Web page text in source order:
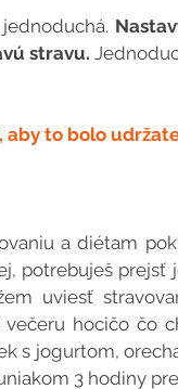
stravu.
aby to bolo
a diétam
potrebuješ prejsť
uviesť
večeru hocičo čo
s jogurtom,
3 hodiny